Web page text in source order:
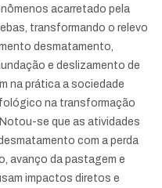
acarretado pela
transformando o relevo
desmatamento,
e deslizamento de
na prática a sociedade
na transformação
se que as atividades
com a perda
avanço da pastagem e
impactos diretos e